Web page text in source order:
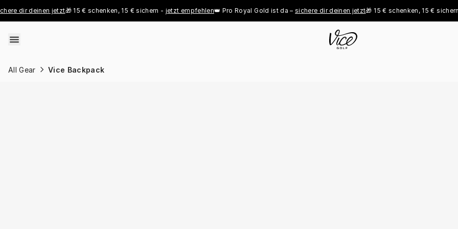
deinen jetzt🎁 15 € schenken, 15 € sichern - jetzt empfehlen👑 Pro Royal Gold ist da – sichere dir deinen jetzt🎁 15 € schenken, 15 € sichern -
All Gear Vice Backpack